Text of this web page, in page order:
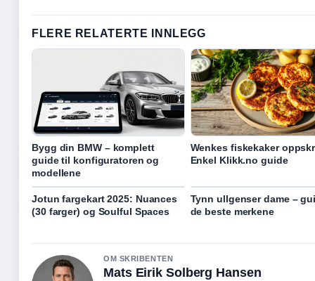
FLERE RELATERTE INNLEGG
Bygg din BMW – komplett
guide til konfiguratoren og
modellene
Wenkes fiskekaker
Enkel Klikk.no guide
Jotun fargekart 2025: Nuances
(30 farger) og Soulful Spaces
Tynn ullgenser dame –
de beste merkene
OM SKRIBENTEN
Mats Eirik Solberg Hansen